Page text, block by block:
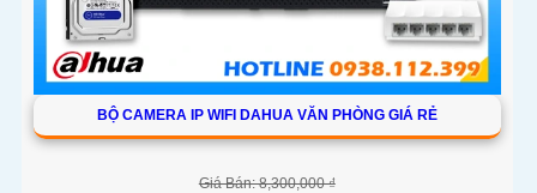
BỘ CAMERA IP WIFI DAHUA VĂN PHÒNG GIÁ RẺ
Giá Bán: 8,300,000 ₫